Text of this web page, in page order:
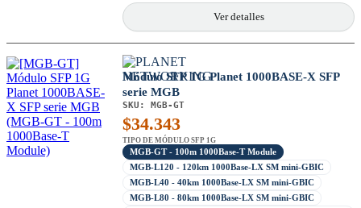
Ver detalles
Módulo SFP 1G Planet 1000BASE-X SFP
serie MGB
SKU: MGB-GT
$34.343
TIPO DE MÓDULO SFP 1G
MGB-GT - 100m 1000Base-T Module
MGB-L120 - 120km 1000Base-LX SM mini-GBIC
MGB-L40 - 40km 1000Base-LX SM mini-GBIC
MGB-L80 - 80km 1000Base-LX SM mini-GBIC